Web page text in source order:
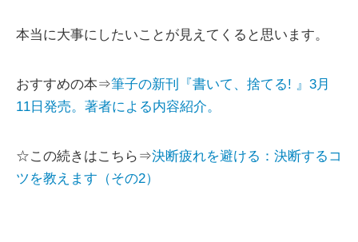
本当に大事にしたいことが見えてくると思います。
おすすめの本⇒筆子の新刊『書いて、捨てる! 』3月
11日発売。著者による内容紹介。
☆この続きはこちら⇒決断疲れを避ける：決断するコ
ツを教えます（その2）